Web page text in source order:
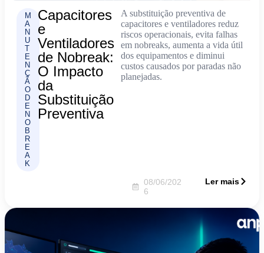
M
A
N
U
T
E
N
Ç
Ã
O
D
E
N
O
B
R
E
A
K
Capacitores
e
Ventiladores
de Nobreak:
O Impacto
da
Substituição
Preventiva
A substituição preventiva de
capacitores e ventiladores reduz
riscos operacionais, evita falhas
em nobreaks, aumenta a vida útil
dos equipamentos e diminui
custos causados por paradas não
planejadas.
08/06/202
6
Ler mais